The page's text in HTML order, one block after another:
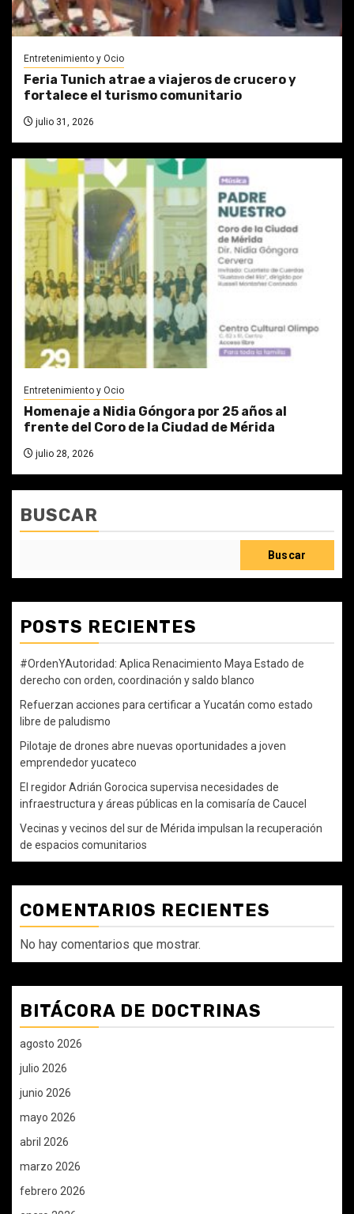
Entretenimiento y Ocio
Feria Tunich atrae a viajeros de crucero y
fortalece el turismo comunitario
julio 31, 2026
Entretenimiento y Ocio
Homenaje a Nidia Góngora por 25 años al
frente del Coro de la Ciudad de Mérida
julio 28, 2026
BUSCAR
Buscar
POSTS RECIENTES
#OrdenYAutoridad: Aplica Renacimiento Maya Estado de
derecho con orden, coordinación y saldo blanco
Refuerzan acciones para certificar a Yucatán como estado
libre de paludismo
Pilotaje de drones abre nuevas oportunidades a joven
emprendedor yucateco
El regidor Adrián Gorocica supervisa necesidades de
infraestructura y áreas públicas en la comisaría de Caucel
Vecinas y vecinos del sur de Mérida impulsan la recuperación
de espacios comunitarios
COMENTARIOS RECIENTES
No hay comentarios que mostrar.
BITÁCORA DE DOCTRINAS
agosto 2026
julio 2026
junio 2026
mayo 2026
abril 2026
marzo 2026
febrero 2026